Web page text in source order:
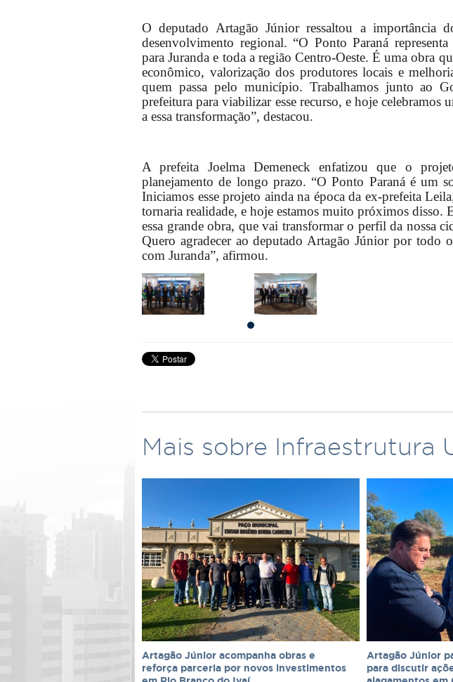
O deputado Artagão Júnior ressaltou a importância
desenvolvimento regional. “O Ponto Paraná
para Juranda e toda a região Centro-Oeste. É uma obra
econômico, valorização dos produtores locais e
quem passa pelo município. Trabalhamos junto ao
prefeitura para viabilizar esse recurso, e hoje celebramos
a essa transformação”, destacou.
A prefeita Joelma Demeneck enfatizou que o
planejamento de longo prazo. “O Ponto Paraná é um
Iniciamos esse projeto ainda na época da ex-prefeita
tornaria realidade, e hoje estamos muito próximos disso.
essa grande obra, que vai transformar o perfil da nossa
Quero agradecer ao deputado Artagão Júnior por todo
com Juranda”, afirmou.
Mais sobre Infraestrutura
Artagão Júnior acompanha obras e
reforça parceria por novos investimentos
Artagão Júnior
para discutir